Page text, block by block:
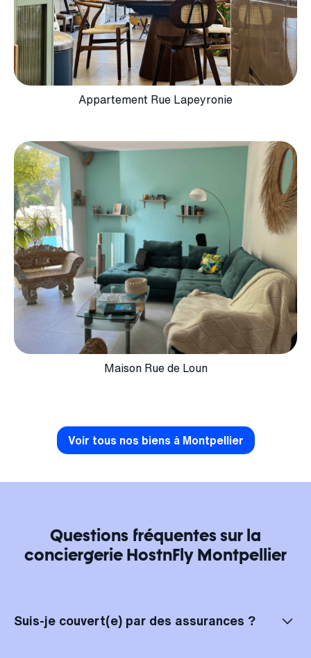
Appartement Rue Lapeyronie
Maison Rue de Loun
Voir tous nos biens à Montpellier
Questions fréquentes sur la
conciergerie HostnFly Montpellier
Suis-je couvert(e) par des assurances ?